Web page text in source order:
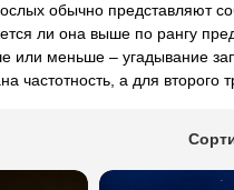
обычно представляют
ли она выше по рангу
или меньше – угадывание
частотность, а для второго